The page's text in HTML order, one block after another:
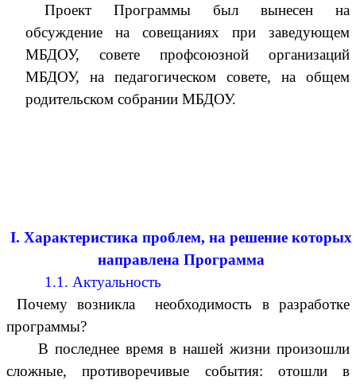
Проект Программы был вынесен на
обсуждение на совещаниях при заведующем
МБДОУ, совете профсоюзной организаций
МБДОУ, на педагогическом совете, на общем
родительском собрании МБДОУ.
I. Характеристика проблем, на решение которых
направлена Программа
1.1. Актуальность
Почему возникла необходимость в разработке
программы?
В последнее время в нашей жизни произошли
сложные, противоречивые события: отошли в